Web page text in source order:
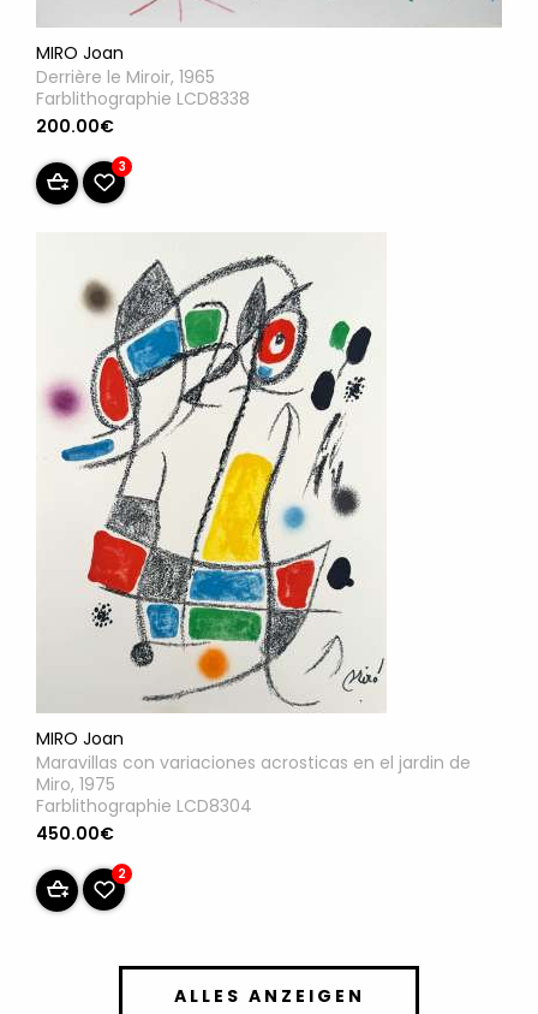
MIRO Joan
Derrière le Miroir, 1965
Farblithographie LCD8338
200.00€
3
MIRO Joan
Maravillas con variaciones acrosticas en el jardin de
Miro, 1975
Farblithographie LCD8304
450.00€
2
ALLES ANZEIGEN